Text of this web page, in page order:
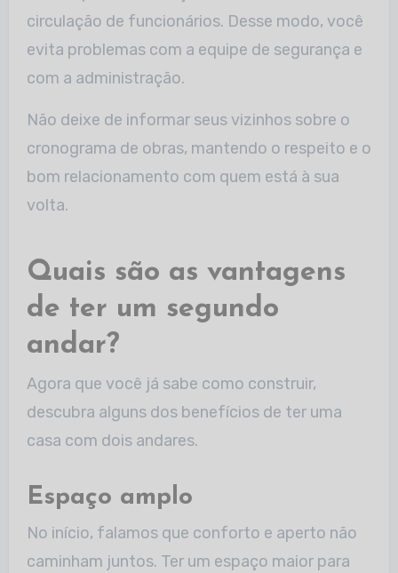
circulação de funcionários. Desse modo, você
evita problemas com a equipe de segurança e
com a administração.
Não deixe de informar seus vizinhos sobre o
cronograma de obras, mantendo o respeito e o
bom relacionamento com quem está à sua
volta.
Quais são as vantagens
de ter um segundo
andar?
Agora que você já sabe como construir,
descubra alguns dos benefícios de ter uma
casa com dois andares.
Espaço amplo
No início, falamos que conforto e aperto não
caminham juntos. Ter um espaço maior para